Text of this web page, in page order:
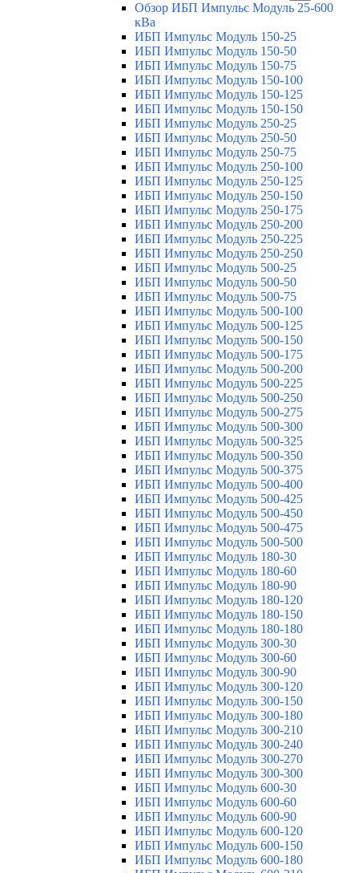
Обзор ИБП Импульс Модуль 25-600
кВа
ИБП Импульс Модуль 150-25
ИБП Импульс Модуль 150-50
ИБП Импульс Модуль 150-75
ИБП Импульс Модуль 150-100
ИБП Импульс Модуль 150-125
ИБП Импульс Модуль 150-150
ИБП Импульс Модуль 250-25
ИБП Импульс Модуль 250-50
ИБП Импульс Модуль 250-75
ИБП Импульс Модуль 250-100
ИБП Импульс Модуль 250-125
ИБП Импульс Модуль 250-150
ИБП Импульс Модуль 250-175
ИБП Импульс Модуль 250-200
ИБП Импульс Модуль 250-225
ИБП Импульс Модуль 250-250
ИБП Импульс Модуль 500-25
ИБП Импульс Модуль 500-50
ИБП Импульс Модуль 500-75
ИБП Импульс Модуль 500-100
ИБП Импульс Модуль 500-125
ИБП Импульс Модуль 500-150
ИБП Импульс Модуль 500-175
ИБП Импульс Модуль 500-200
ИБП Импульс Модуль 500-225
ИБП Импульс Модуль 500-250
ИБП Импульс Модуль 500-275
ИБП Импульс Модуль 500-300
ИБП Импульс Модуль 500-325
ИБП Импульс Модуль 500-350
ИБП Импульс Модуль 500-375
ИБП Импульс Модуль 500-400
ИБП Импульс Модуль 500-425
ИБП Импульс Модуль 500-450
ИБП Импульс Модуль 500-475
ИБП Импульс Модуль 500-500
ИБП Импульс Модуль 180-30
ИБП Импульс Модуль 180-60
ИБП Импульс Модуль 180-90
ИБП Импульс Модуль 180-120
ИБП Импульс Модуль 180-150
ИБП Импульс Модуль 180-180
ИБП Импульс Модуль 300-30
ИБП Импульс Модуль 300-60
ИБП Импульс Модуль 300-90
ИБП Импульс Модуль 300-120
ИБП Импульс Модуль 300-150
ИБП Импульс Модуль 300-180
ИБП Импульс Модуль 300-210
ИБП Импульс Модуль 300-240
ИБП Импульс Модуль 300-270
ИБП Импульс Модуль 300-300
ИБП Импульс Модуль 600-30
ИБП Импульс Модуль 600-60
ИБП Импульс Модуль 600-90
ИБП Импульс Модуль 600-120
ИБП Импульс Модуль 600-150
ИБП Импульс Модуль 600-180